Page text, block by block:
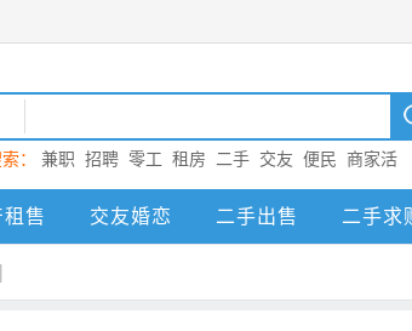
： 兼职 招聘 零工 租房 二手 交友 便民
商家活
租售 交友婚恋 二手出售 二手求